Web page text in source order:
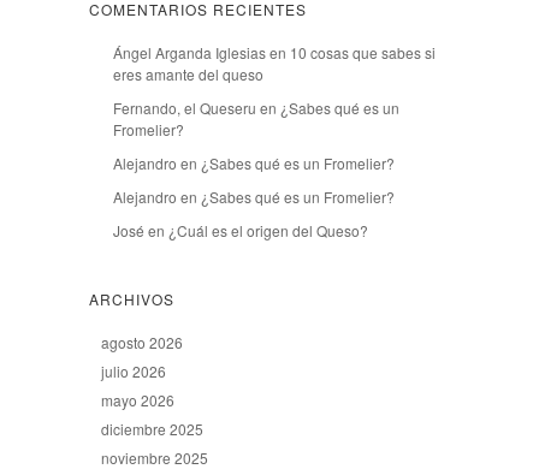
COMENTARIOS RECIENTES
Ángel Arganda Iglesiasen 10 cosas que sabes si
eres amante del queso
Fernando, el Queseru en ¿Sabes qué es un
Fromelier?
Alejandro en ¿Sabes qué es un Fromelier?
Alejandro en ¿Sabes qué es un Fromelier?
José en ¿Cuál es el origen del Queso?
ARCHIVOS
agosto 2026
julio 2026
mayo 2026
diciembre 2025
noviembre 2025